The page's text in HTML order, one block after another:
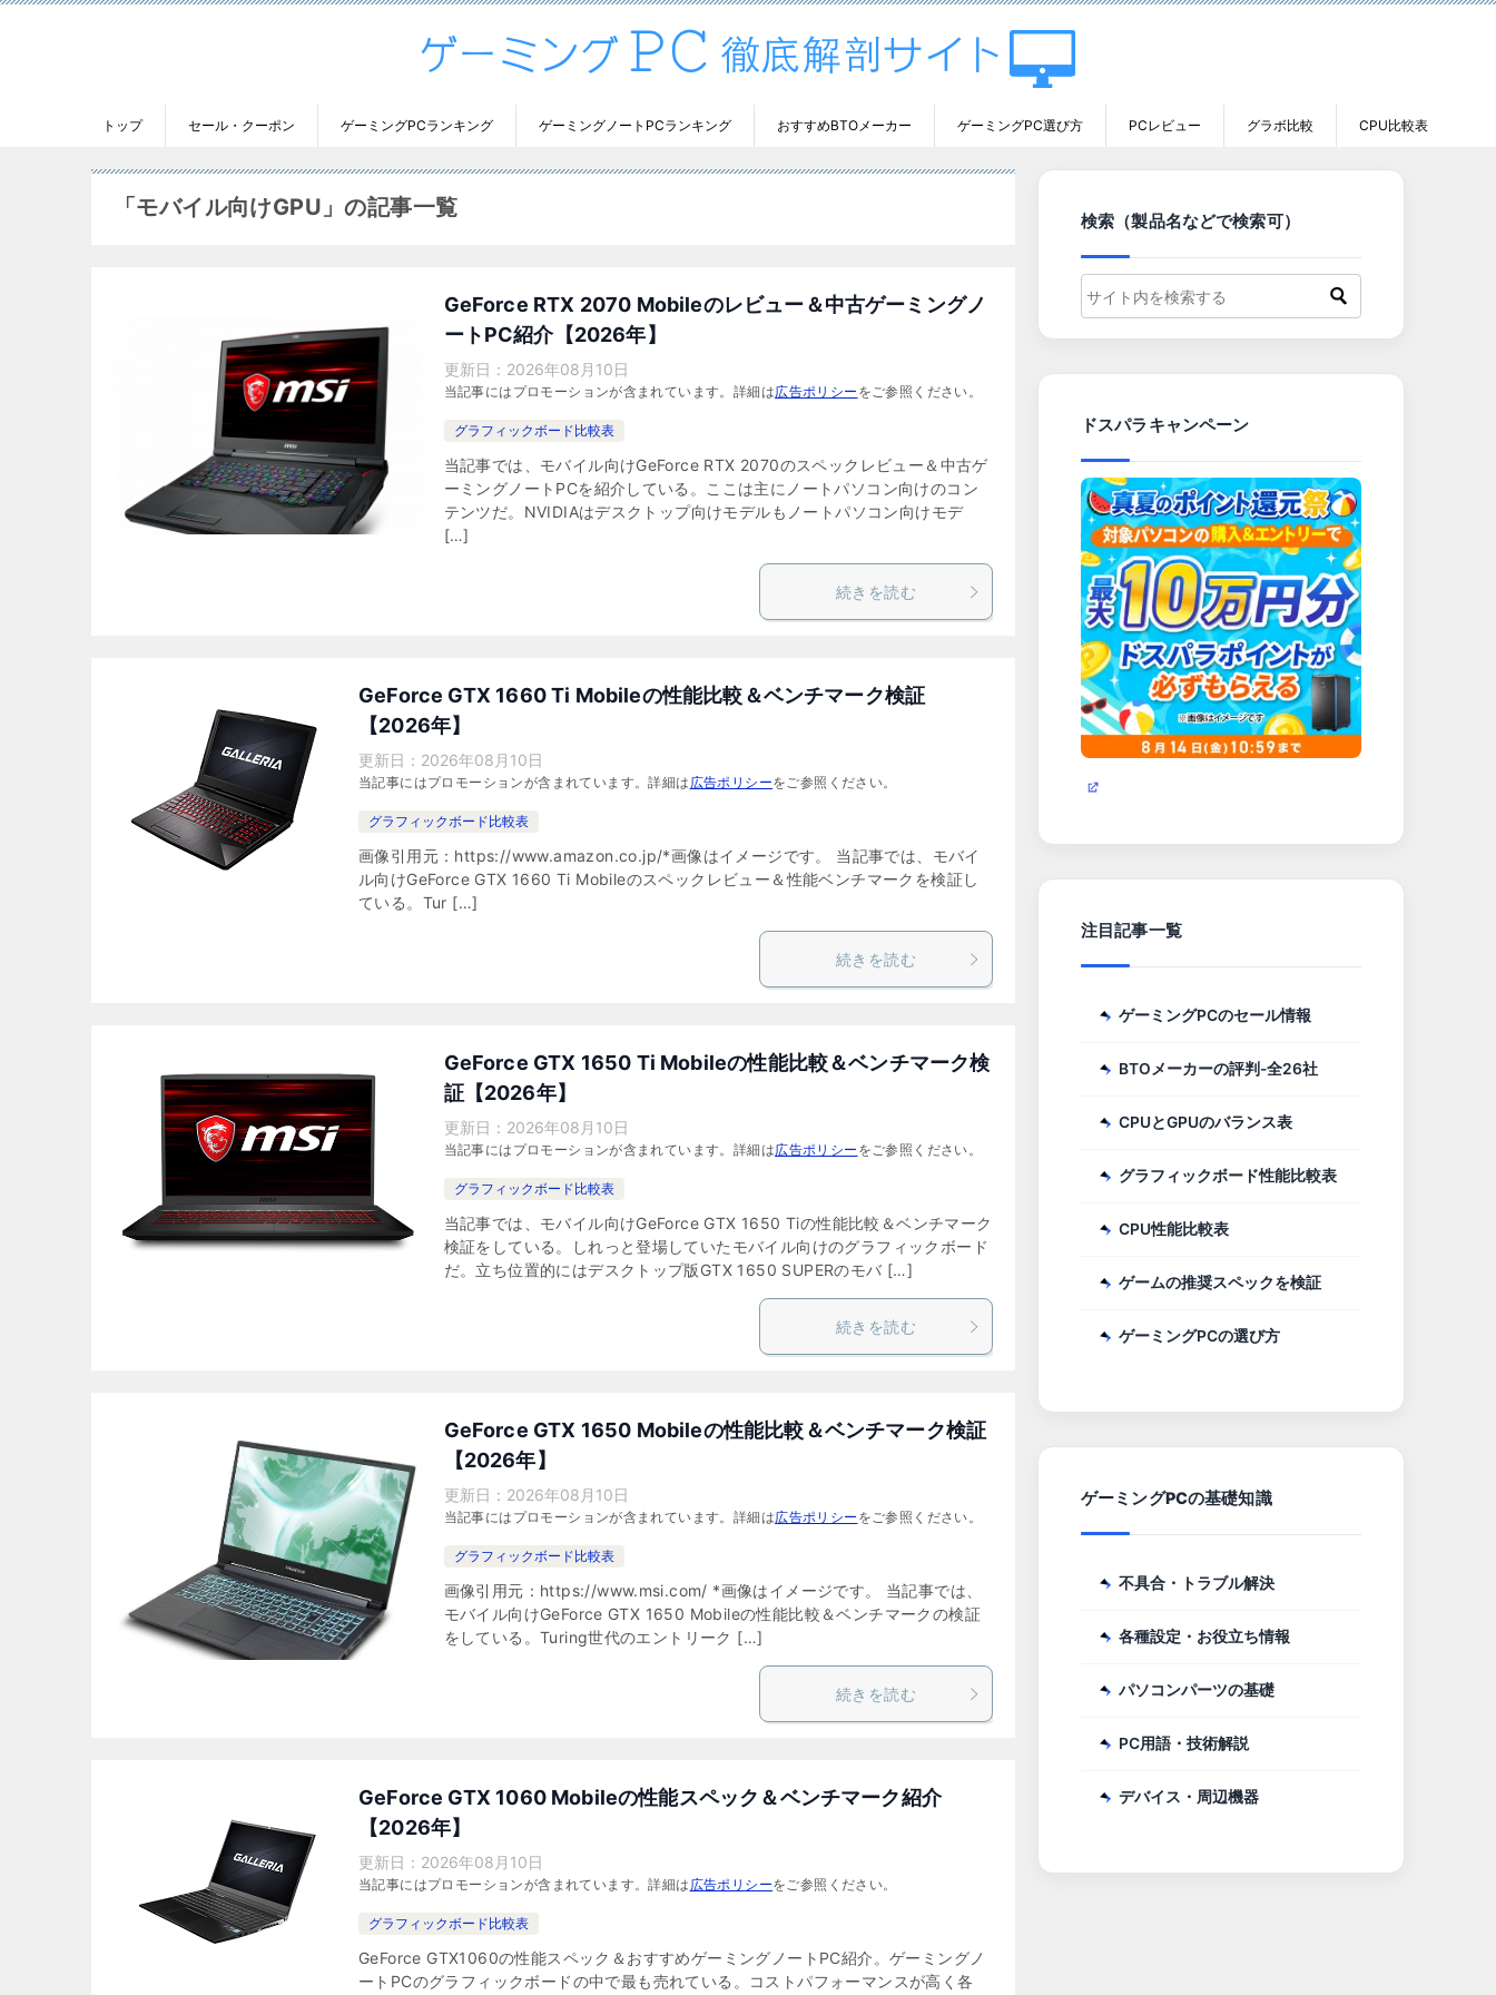
トップ セール・クーポン ゲーミングPCランキング ゲーミングノートPCランキング おすすめBTOメーカー ゲーミングPC選び方 PCレビュー グラボ比較 CPU比較表
「モバイル向けGPU」の記事一覧
GeForce RTX 2070 Mobileのレビュー＆中古ゲーミングノ
ートPC紹介【2026年】
更新日： 2026年08月10日
当記事にはプロモーションが含まれています。詳細は広告ポリシー をご参照ください。
グラフィックボード比較表
当記事では、モバイル向けGeForce RTX 2070のスペックレビュー＆中古ゲ
ーミングノートPCを紹介している。ここは主にノートパソコン向けのコン
テンツだ。NVIDIAはデスクトップ向けモデルもノートパソコン向けモデ
[…]
続きを読む
GeForce GTX 1660 Ti Mobileの性能比較＆ベンチマーク検証
【2026年】
更新日： 2026年08月10日
当記事にはプロモーションが含まれています。詳細は 広告ポリシーをご参照ください。
グラフィックボード比較表
画像引用元：https://www.amazon.co.jp/*画像はイメージです。 当記事では、モバイ
ル向けGeForce GTX 1660 Ti Mobileのスペックレビュー＆性能ベンチマークを検証し
ている。Tur […]
続きを読む
GeForce GTX 1650 Ti Mobileの性能比較＆ベンチマーク検
証【2026年】
更新日： 2026年08月10日
当記事にはプロモーションが含まれています。詳細は広告ポリシー をご参照ください。
グラフィックボード比較表
当記事では、モバイル向けGeForce GTX 1650 Tiの性能比較＆ベンチマーク
検証をしている。しれっと登場していたモバイル向けのグラフィックボード
だ。立ち位置的にはデスクトップ版GTX 1650 SUPERのモバ […]
続きを読む
GeForce GTX 1650 Mobileの性能比較＆ベンチマーク検証
【2026年】
更新日： 2026年08月10日
当記事にはプロモーションが含まれています。詳細は広告ポリシー をご参照ください。
グラフィックボード比較表
画像引用元：https://www.msi.com/ *画像はイメージです。 当記事では、
モバイル向けGeForce GTX 1650 Mobileの性能比較＆ベンチマークの検証
をしている。Turing世代のエントリーク […]
続きを読む
GeForce GTX 1060 Mobileの性能スペック＆ベンチマーク紹介
【2026年】
更新日： 2026年08月10日
当記事にはプロモーションが含まれています。詳細は 広告ポリシーをご参照ください。
グラフィックボード比較表
GeForce GTX1060の性能スペック＆おすすめゲーミングノートPC紹介。ゲーミングノ
ートPCのグラフィックボードの中で最も売れている。コストパフォーマンスが高く各
検索（製品名などで検索可）
ドスパラキャンペーン
注目記事一覧
ゲーミングPCのセール情報
BTOメーカーの評判-全26社
CPUとGPUのバランス表
グラフィックボード性能比較表
CPU性能比較表
ゲームの推奨スペックを検証
ゲーミングPCの選び方
ゲーミングPCの基礎知識
不具合・トラブル解決
各種設定・お役立ち情報
パソコンパーツの基礎
PC用語・技術解説
デバイス・周辺機器